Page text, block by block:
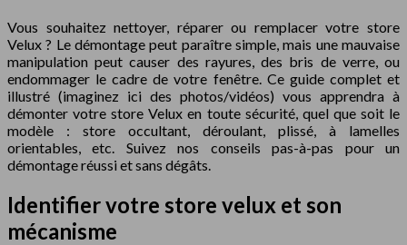
Vous souhaitez nettoyer, réparer ou remplacer votre store
Velux ? Le démontage peut paraître simple, mais une mauvaise
manipulation peut causer des rayures, des bris de verre, ou
endommager le cadre de votre fenêtre. Ce guide complet et
illustré (imaginez ici des photos/vidéos) vous apprendra à
démonter votre store Velux en toute sécurité, quel que soit le
modèle : store occultant, déroulant, plissé, à lamelles
orientables, etc. Suivez nos conseils pas-à-pas pour un
démontage réussi et sans dégâts.
Identifier votre store velux et son
mécanisme